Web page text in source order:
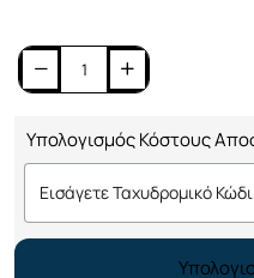
Υπολογισμός Κόστους